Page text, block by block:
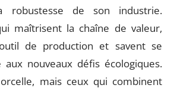
robustesse de son industrie.
maîtrisent la chaîne de valeur,
de production et savent se
nouveaux défis écologiques.
mais ceux qui combinent